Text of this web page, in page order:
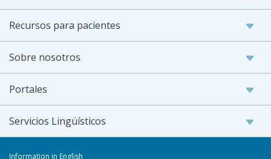
Recursos para pacientes
Sobre nosotros
Portales
Servicios Lingüísticos
Information in English